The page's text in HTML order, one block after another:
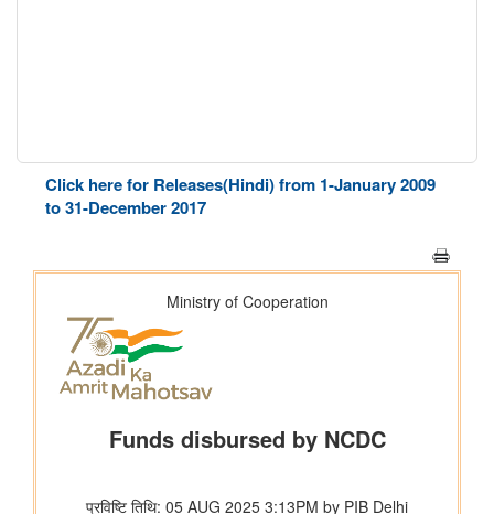
Click here for Releases(Hindi) from 1-January 2009
to 31-December 2017